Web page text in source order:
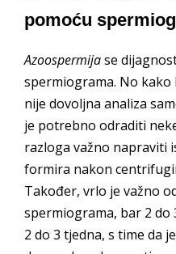
pomoću
Azoospermijase
spermiograma. No kako
nije dovoljna analiza
je potrebno odraditi
razloga važno napraviti
formira nakon
Također, vrlo je važno
spermiograma, bar 2 do
2 do 3 tjedna, s time da